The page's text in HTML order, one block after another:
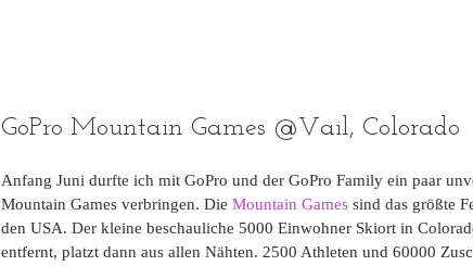
GoPro Mountain Games @Vail, Colorado
Anfang Juni durfte ich mit GoPro und der GoPro Family ein paar
Mountain Games verbringen. Die Mountain Games sind das größte
den USA. Der kleine beschauliche 5000 Einwohner Skiort in
entfernt, platzt dann aus allen Nähten. 2500 Athleten und 60000